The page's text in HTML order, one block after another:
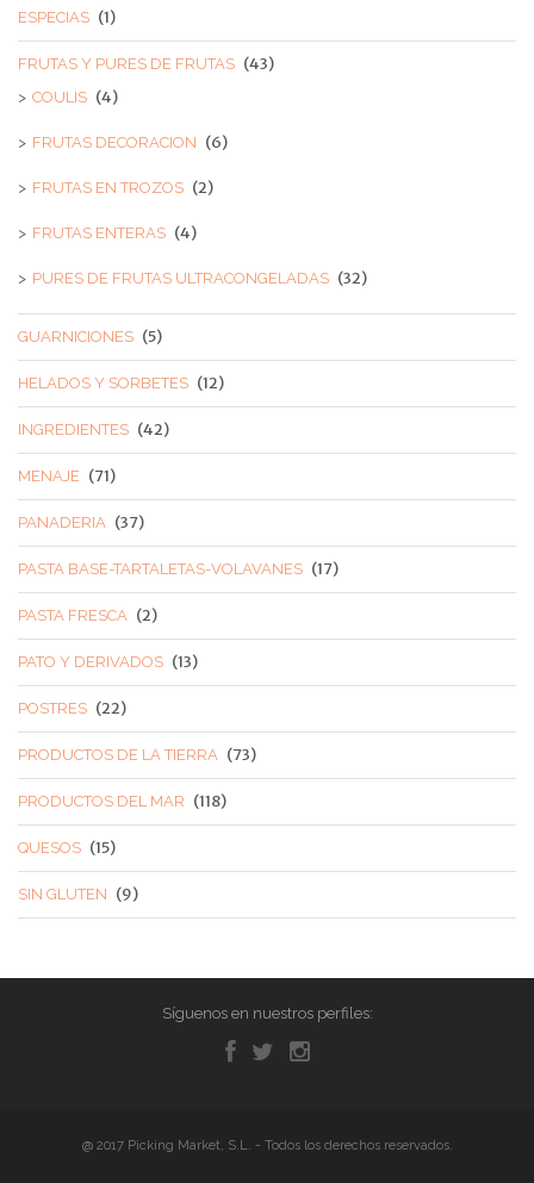
ESPECIAS (1)
FRUTAS Y PURES DE FRUTAS (43)
COULIS (4)
FRUTAS DECORACION (6)
FRUTAS EN TROZOS (2)
FRUTAS ENTERAS (4)
PURES DE FRUTAS ULTRACONGELADAS (32)
GUARNICIONES (5)
HELADOS Y SORBETES (12)
INGREDIENTES (42)
MENAJE (71)
PANADERIA (37)
PASTA BASE-TARTALETAS-VOLAVANES (17)
PASTA FRESCA (2)
PATO Y DERIVADOS (13)
POSTRES (22)
PRODUCTOS DE LA TIERRA (73)
PRODUCTOS DEL MAR (118)
QUESOS (15)
SIN GLUTEN (9)
Síguenos en nuestros perfiles:
@ 2017 Picking Market, S.L. - Todos los derechos reservados.